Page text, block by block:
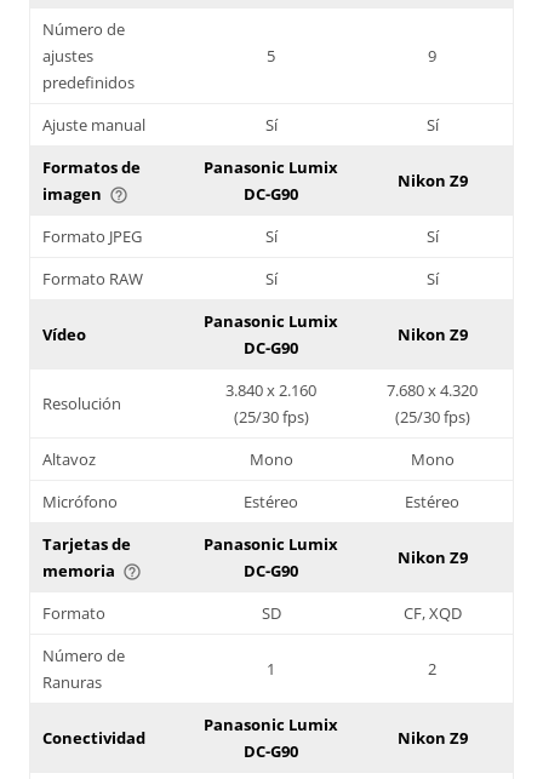
Número de
ajustes
predefinidos
5 9
Ajuste manual Sí
Sí
Formatos de
imagen help_outline
Panasonic Lumix
DC-G90
Nikon Z9
Formato JPEG Sí
Sí
Formato RAW
Sí Sí
Vídeo
Panasonic Lumix
DC-G90
Nikon Z9
Resolución
3.840 x 2.160
(25/30 fps)
7.680 x 4.320
(25/30 fps)
Altavoz
Mono
Mono
Micrófono
Estéreo
Estéreo
Tarjetas de
memoria help_outline
Panasonic Lumix
DC-G90
Nikon Z9
Formato SD
CF, XQD
Número de
Ranuras
1 2
Conectividad
Panasonic Lumix
DC-G90
Nikon Z9